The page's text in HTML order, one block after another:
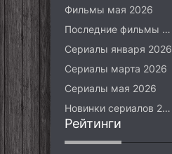
Фильмы мая 2026
Последние фильмы 2026
Сериалы января 2026
Сериалы марта 2026
Сериалы мая 2026
Новинки сериалов 2026
Рейтинги